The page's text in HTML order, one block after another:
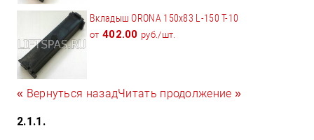
Вкладыш ORONA 150x83 L-150 Т-10
от 402.00 руб./шт.
« Вернуться назадЧитать продолжение »
2.1.1.